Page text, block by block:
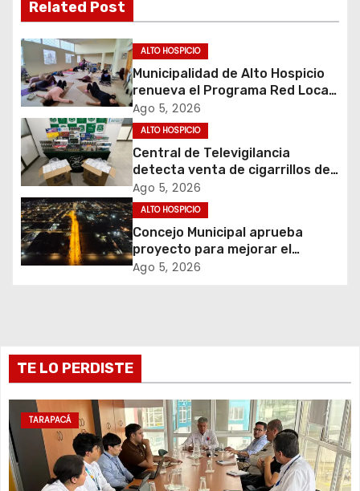
c
i
ó
n
d
e
e
n
a
d
a
Related Post
ALTO HOSPICIO
Municipalidad de Alto Hospicio
renueva el Programa Red Local
de Apoyos y Cuidados
Ago 5, 2026
ALTO HOSPICIO
Central de Televigilancia
detecta venta de cigarrillos de
contrabando y permite
incautación de más de 3 mil
cajetillas
Ago 5, 2026
ALTO HOSPICIO
Concejo Municipal aprueba
proyecto para mejorar el
alumbrado público del sector El
Ago 5, 2026
TE LO PERDISTE
TARAPACÁ